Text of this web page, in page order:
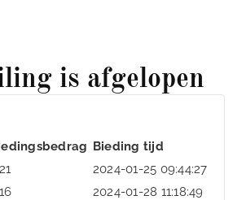
is afgelopen
Bieding tijd
21
2024-01-25 09:44:27
16
2024-01-28 11:18:49